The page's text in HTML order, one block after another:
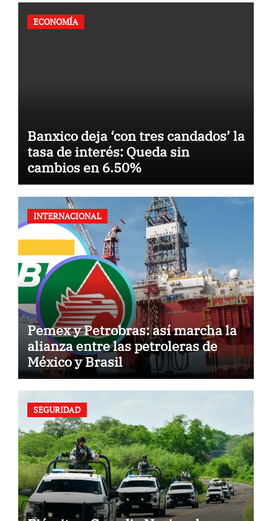
ECONOMÍA
Banxico deja ‘con tres candados’ la
tasa de interés: Queda sin
cambios en 6.50%
INTERNACIONAL
Pemex y Petrobras: así marcha la
alianza entre las petroleras de
México y Brasil
SEGURIDAD